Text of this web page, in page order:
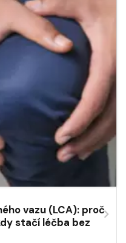
vazu (LCA): proč
stačí léčba bez